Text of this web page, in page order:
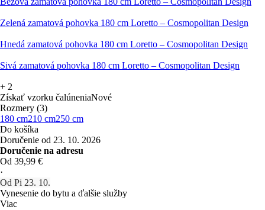
Zelená zamatová pohovka 180 cm Loretto – Cosmopolitan Design
Hnedá zamatová pohovka 180 cm Loretto – Cosmopolitan Design
Sivá zamatová pohovka 180 cm Loretto – Cosmopolitan Design
+ 2
Získať vzorku čalúneniaNové
Rozmery (3)
180 cm210 cm250 cm
Do košíka
Doručenie od 23. 10. 2026
Doručenie na adresu
Od 39,99 €
·
Od Pi 23. 10.
Vynesenie do bytu a ďalšie služby
Viac